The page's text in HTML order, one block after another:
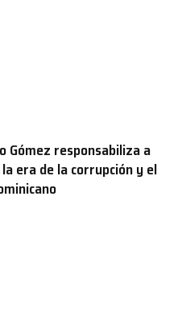
Gómez responsabiliza a
era de la corrupción y el